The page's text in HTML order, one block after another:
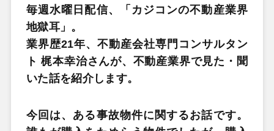
毎週水曜日配信、「カジコンの不動産業界
地獄耳」。
業界歴21年、不動産会社専門コンサルタン
ト 梶本幸治さんが、不動産業界で見た・聞
いた話を紹介します。
今回は、ある事故物件に関するお話です。